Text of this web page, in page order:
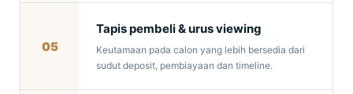
05
Tapis pembeli & urus viewing
Keutamaan pada calon yang lebih bersedia dari
sudut deposit, pembiayaan dan timeline.